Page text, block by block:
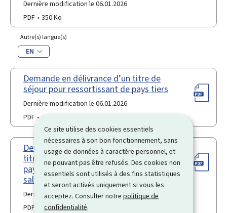
Ce site utilise des cookies essentiels
nécessaires à son bon fonctionnement, sans
usage de données à caractère personnel, et
ne pouvant pas être refusés. Des cookies non
essentiels sont utilisés à des fins statistiques
et seront activés uniquement si vous les
acceptez. Consulter notrepolitique de
confidentialité.
Dernière modification le 06.01.2026
PDF
350 Ko
Autre(s) langue(s)
EN
Demande en délivrance d’un titre de
séjour pour ressortissant de pays tiers
Dernière modification le 06.01.2026
PDF
96 Ko
Demande en renouvellement d’un
titre de séjour pour ressortissant de
pays tiers en qualité de travailleur
salarié
Dernière modification le 06.01.2026
PDF
185 Ko